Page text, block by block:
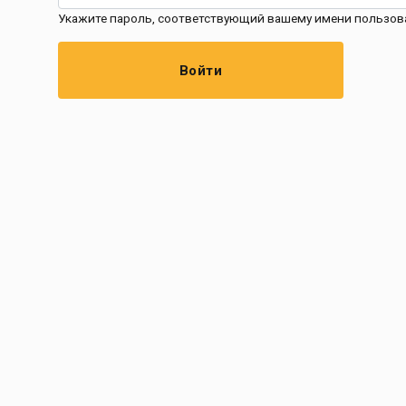
Укажите пароль, соответствующий вашему имени